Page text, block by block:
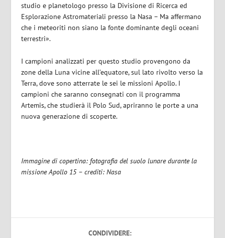
studio e planetologo presso la Divisione di Ricerca ed
Esplorazione Astromateriali presso la Nasa – Ma affermano
che i meteoriti non siano la fonte dominante degli oceani
terrestri».
I campioni analizzati per questo studio provengono da
zone della Luna vicine all’equatore, sul lato rivolto verso la
Terra, dove sono atterrate le sei le missioni Apollo. I
campioni che saranno consegnati con il programma
Artemis, che studierà il Polo Sud, apriranno le porte a una
nuova generazione di scoperte.
Immagine di copertina: fotografia del suolo lunare durante la
missione Apollo 15 – crediti: Nasa
CONDIVIDERE: